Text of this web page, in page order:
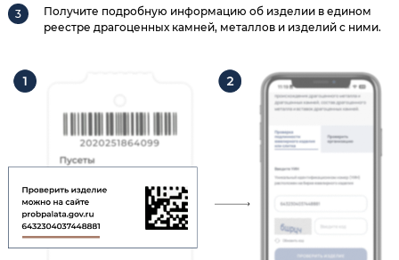
Получите подробную информацию об изделии в едином
реестре драгоценных камней, металлов и изделий с ними.